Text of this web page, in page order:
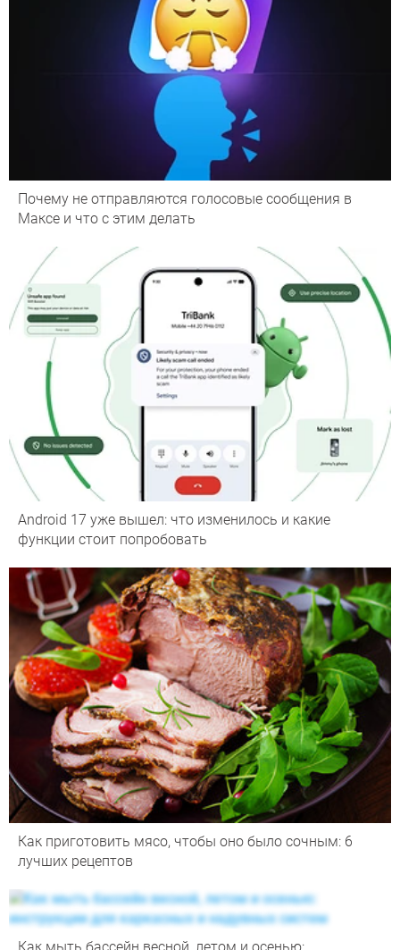
Почему не отправляются голосовые сообщения в
Максе и что с этим делать
Android 17 уже вышел: что изменилось и какие
функции стоит попробовать
Как приготовить мясо, чтобы оно было сочным: 6
лучших рецептов
Как мыть бассейн весной, летом и осенью: